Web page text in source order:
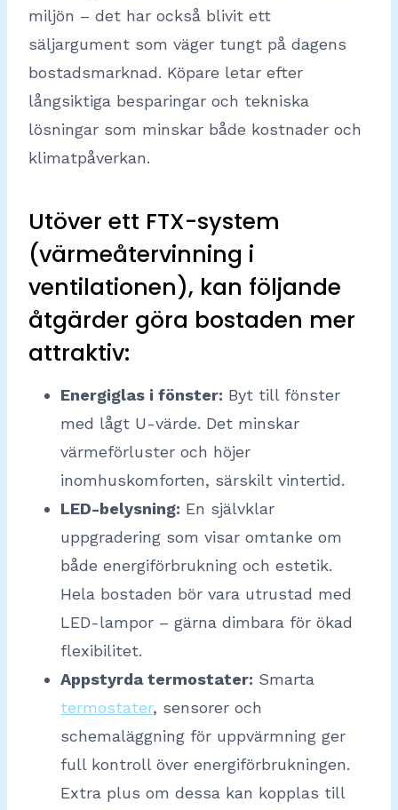
miljön – det har också blivit ett
säljargument som väger tungt på dagens
bostadsmarknad. Köpare letar efter
långsiktiga besparingar och tekniska
lösningar som minskar både kostnader och
klimatpåverkan.
Utöver ett FTX-system
(värmeåtervinning i
ventilationen), kan följande
åtgärder göra bostaden mer
attraktiv:
Energiglas i fönster: Byt till fönster
med lågt U-värde. Det minskar
värmeförluster och höjer
inomhuskomforten, särskilt vintertid.
LED-belysning: En självklar
uppgradering som visar omtanke om
både energiförbrukning och estetik.
Hela bostaden bör vara utrustad med
LED-lampor – gärna dimbara för ökad
flexibilitet.
Appstyrda termostater: Smarta
termostater, sensorer och
schemaläggning för uppvärmning ger
full kontroll över energiförbrukningen.
Extra plus om dessa kan kopplas till